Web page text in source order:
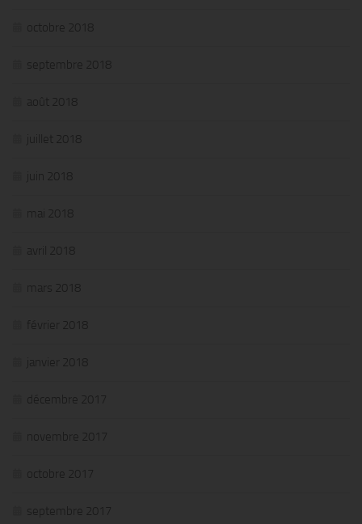
octobre 2018
septembre 2018
août 2018
juillet 2018
juin 2018
mai 2018
avril 2018
mars 2018
février 2018
janvier 2018
décembre 2017
novembre 2017
octobre 2017
septembre 2017